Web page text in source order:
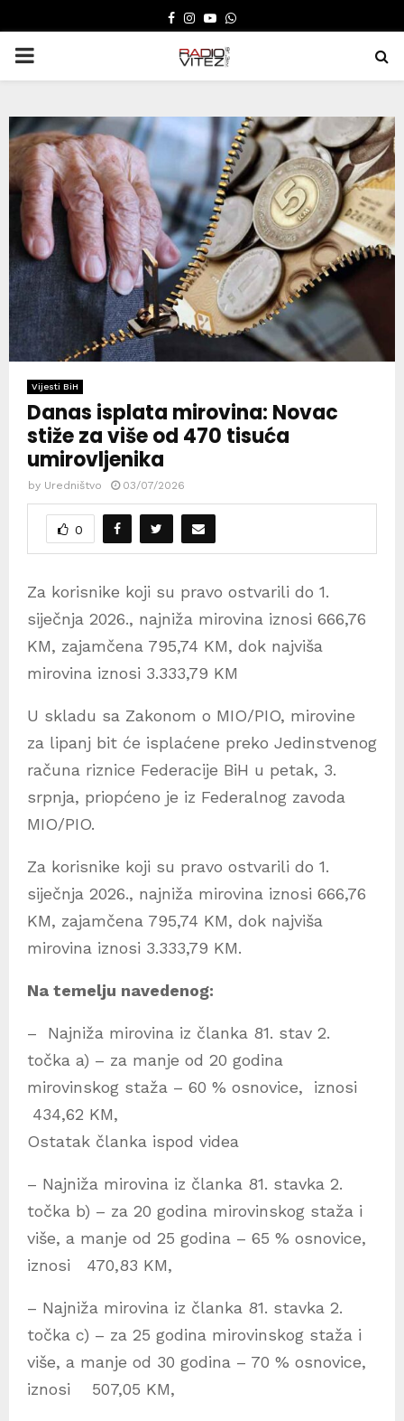
FACEBOOK
INSTAGRAM
YOUTUBE
WHATSAPP
PRIMARY
Vijesti BiH
Danas isplata mirovina: Novac
stiže za više od 470 tisuća
umirovljenika
by Uredništvo 03/07/2026
0
Za korisnike koji su pravo ostvarili do 1.
siječnja 2026., najniža mirovina iznosi 666,76
KM, zajamčena 795,74 KM, dok najviša
mirovina iznosi 3.333,79 KM
U skladu sa Zakonom o MIO/PIO, mirovine
za lipanj bit će isplaćene preko Jedinstvenog
računa riznice Federacije BiH u petak, 3.
srpnja, priopćeno je iz Federalnog zavoda
MIO/PIO.
Za korisnike koji su pravo ostvarili do 1.
siječnja 2026., najniža mirovina iznosi 666,76
KM, zajamčena 795,74 KM, dok najviša
mirovina iznosi 3.333,79 KM.
Na temelju navedenog:
– Najniža mirovina iz članka 81. stav 2.
točka a) – za manje od 20 godina
mirovinskog staža – 60 % osnovice, iznosi
434,62 KM,
Ostatak članka ispod videa
– Najniža mirovina iz članka 81. stavka 2.
točka b) – za 20 godina mirovinskog staža i
više, a manje od 25 godina – 65 % osnovice,
iznosi 470,83 KM,
– Najniža mirovina iz članka 81. stavka 2.
točka c) – za 25 godina mirovinskog staža i
više, a manje od 30 godina – 70 % osnovice,
iznosi 507,05 KM,